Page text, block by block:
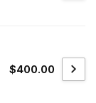
$400.00